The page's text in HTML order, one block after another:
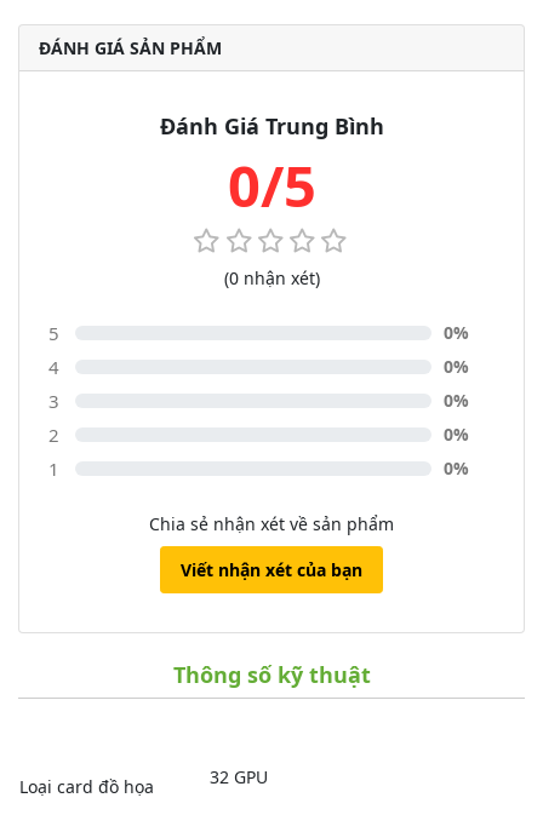
Sức mạnh hiệu năng đỉnh cao hơn
bao giờ hết
được sản xuất bằng tiến trình5 nmhiện đại, tích hợp
2 lõi tiết kiệm điện năng
hứa hẹn khả năng xử lý nhanh hơn tới
M1, đồng thời giảm điện năng tiêu thụ đáng kể để kéo dài
GPU 14 lõicho tốc độ xử lý nhanh hơn tới
so với M1, từ đó mang đến cho mình trải nghiệm sáng tạo
render nhiều luồng video 4K cùng lúc trên Photoshop,
Illustrator, Premiere,...
ĐÁNH GIÁ SẢN PHẨM
Đánh Giá Trung Bình
0/5
(0 nhận xét)
5 0%
4 0%
3 0%
2 0%
1 0%
Chia sẻ nhận xét về sản phẩm
Viết nhận xét của bạn
Thông số kỹ thuật
Loại card đồ họa 32 GPU